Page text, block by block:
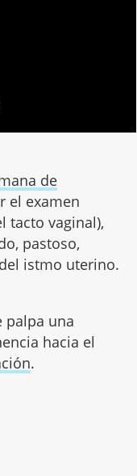
de
el examen
tacto vaginal),
pastoso,
istmo uterino.
palpa una
hacia el
.